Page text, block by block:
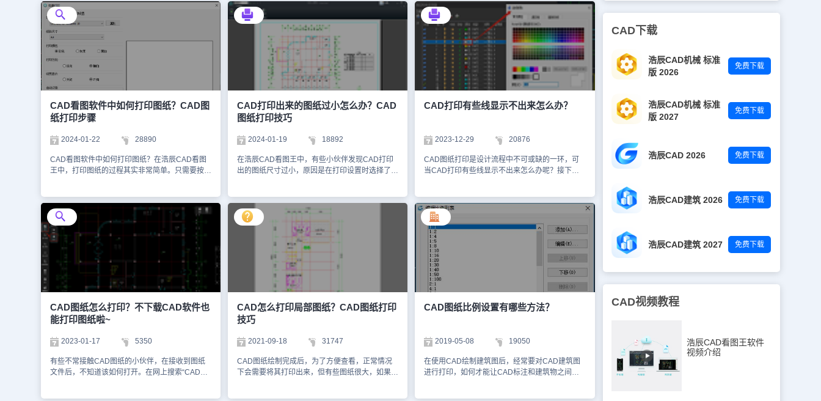
企业提升图纸交付效率与质量。
打印效果进行调整。4、CAD打印样式表设置错误
CAD打印样式表如果设置错误，可能会导致某些
线条的颜色被设置为不可打印或线宽过细而无法显
示。解决办法：（1）在浩辰CAD中打开图纸文件
后，调用CAD打印快捷键【Ctrl+P】，打开【打
印-模型】对话框。（2）在【打印-模型】对话框
中，点击打印样式表后的【编辑】按钮打开【打印
样式表编辑器】，检查线条的颜色和线宽设置。在
的问题时，可以参考上述方法逐一排查，可以解决
大多数CAD打印线条缺失的问题。
编将以浩辰CAD看图王为例，给大家分享CAD打
印图纸文件的操作步骤和注意事项。浩辰CAD看
图王打印图纸步骤： 1、首先，需要打开浩辰CAD
看图王，并加载需要打印的图纸文件。2、点击
【文件】菜单栏的【打印】，调出如下图所示的
【打印】对话框，在其中根据自身需求设置打印
机、纸张尺寸、打印范围、打印比例等参数后，点
击【打印】按钮即可。 除了以上基本的CAD打印
步骤外，还有一些注意事项需要大家留意。首先，
尽量在打印前保存好图纸文件的备份，以防万一。
其次，在打印过程中要保持耐心和细心，避免因为
操作失误而导致打印效果不佳。总的来说，在浩辰
CAD看图王中打印图纸文件并不复杂，只要按照
上述步骤操作并注意相关事项，:就可以轻松完成
CAD打印图纸文件的任务。
例，给大家分享CAD图纸打印后图形不显示的可
能原因，并提供针对性的解决方案，让我们一起来
看看吧！有些CAD图形打印不出来的原因：1、图
形所在的图层被设置了不可打印解决办法：在浩辰
CAD软件中打开图纸文件后，调用命令快捷键
LA，打开【图层特性管理器】对话框，在其中找
到图形所在图层，点击将打印按钮上的【禁止打
印】取消即可。2、图形绘制在Defpoint图层中
Defpoints图层是一个特殊的图层，用于放置各种
标注基准点，它是由系统自动生成的。Defpoints
图层的特殊性并不在于它是CAD自动创建的，而
是在于此图层默认被设置为【不可打印】，而且无
法修改。所以，如果想要打印Defpoints图层中的
图形，只能将其移动到其他图层再进行CAD打印
操作。综上所述，CAD图形打印不出来的原因多
种多样。因此，在遇到CAD打印问题时，我们需
设备限制、成本考虑或特殊要求，我们需要将彩色
图纸打印为黑白单色。CAD图纸怎么黑白打印？
下面，小编给大家分享CAD图纸黑白打印的操作
步骤。CAD图纸黑白打印操作步骤：1、在浩辰
CAD中打开需要打印的图纸文件后，调用CAD打
印快捷键【Ctrl+P】。2、在打开的【打印-模型】
对话框中，设置常规的CAD打印参数后（例如：
打印机、图纸尺寸、打印范围等），找到并点击
【打印样式表】下拉框，从下拉菜单中选择
【monochrome.ctb】打印样式。3、此时会跳出
提示：“是否将此打印样式表指定给所有布局？”，
真彩色是不起作用的，如果颜色设置成了真彩色，
那么便会按照原色打印，在黑白打印机上会被打印
成灰色。为了避免这种情况，还需要检查图纸中的
颜色设置。在浩辰CAD软件中，通过以上几个步
CAD看图软件中如何打印图纸？CAD图
纸打印步骤
2024-01-22 28890
CAD看图软件中如何打印图纸？在浩辰CAD看图
王中，打印图纸的过程其实非常简单。只需要按照
辰CAD看图王】电脑版软件，打开需要打印的图
纸文件后，点击【文件】菜单栏的【打印】按钮，
或直接调用CAD打印命令快捷键【Ctrl+P】。如下
图所示： 步骤2：执行命令后，即可调出【打印】
对话框，打印对话框分为打印机尺寸、颜色、方向
等等，按照您的需要直接设置后点击打印即可。如
下图所示： 总的来说，浩辰CAD看图王中CAD图
纸打印的过程并不复杂，只需要按照上述步骤操
作，便可以轻松完成CAD图纸打印工作。对此感
兴趣的设计师朋友们可以关注浩辰CAD官网教程
专区，小编会在未来的CAD教程文章中，继续为
你们呈现更多精彩、实用的内容。
CAD打印出来的图纸过小怎么办？CAD
图纸打印技巧
2024-01-19 18892
在浩辰CAD看图王中，有些小伙伴发现CAD打印
出的图纸尺寸过小，原因是在打印设置时选择了
示）。接下来，小编就来给大家分享在浩辰CAD
看图王电脑版中打印出来图纸过小的解决办法。
CAD打印出来图纸过小的解决办法：1、在浩辰
CAD看图王电脑版中打开需要打印的图纸文件
后，调用CAD打印快捷键【Ctrl+P】，此时会弹出
【打印】对话框，在其中将【打印范围】设置为窗
口。如下图所示：2、此时软件会自动跳回图纸界
面，根据自身需要在界面上框选出打印的范围，滚
动鼠标滚轮，将需要打印的区域放大，同时鼠标的
十字光标会提示：指定第一个角点，选定后，会提
示：指定对角点，框选完成后再点击打印方向中的
【横向】。此时，CAD打印图纸的预览效果如
下：在浩辰CAD看图王电脑版中，如果遇到CAD
图纸打印后太小看不清的问题，可以参考上述技巧
来解决。对于对此感兴趣的设计师朋友们，不要错
过浩辰CAD官网教程专区，我会在后续的CAD教
CAD打印有些线显示不出来怎么办？
2023-12-29 20876
CAD图纸打印是设计流程中不可或缺的一环，可
当CAD打印有些线显示不出来怎么办呢？接下
应的解决办法，一起来看看吧！CAD打印后有些
线条显示不出来的解决办法： 原因一：线条所在
图层设置了不可打印 解决办法：在浩辰CAD软件
中打开图纸文件后，在命令行输入快捷命令：
LA，按回车键确认；即可调出【图层特性管理
器】对话框，在其中找到线条所在图层，点击将打
印按钮上的禁止打印取消即可。 原因二：未正确
设置线宽 解决办法：启动浩辰CAD后，通过快捷
键LA，调出【图层特性管理器】对话框，在其中
找到线条所在图层，将其线宽设置为合适线宽即
可。 原因三：线条绘制在Defpoint图层中 CAD软
的层，主要用于存放参数，不可打印或删除。解决
办法：将线条移动到其他图层中。原因四：线条颜
色设置错误 在CAD绘图过程中如果不小心将线条
颜色设置为白色的话也是打印不出来的。解决办
CAD图纸怎么打印？不下载CAD软件也
能打印图纸啦~
2023-01-17 5350
有些不常接触CAD图纸的小伙伴，在接收到图纸
文件后，不知道该如何打开。在网上搜索“CAD图
CAD怎么打印局部图纸？CAD图纸打印
技巧
2021-09-18 31747
CAD图纸绘制完成后，为了方便查看，正常情况
下会需要将其打印出来，但有些图纸很大，如果缩
CAD图纸比例设置有哪些方法？
2019-05-08 19050
在使用CAD绘制建筑图后，经常要对CAD建筑图
进行打印，如何才能让CAD标注和建筑物之间大
CAD下载
浩辰CAD机械 标准
版 2026
免费下载
浩辰CAD机械 标准
版 2027
免费下载
浩辰CAD 2026 免费下载
浩辰CAD建筑 2026 免费下载
浩辰CAD建筑 2027 免费下载
CAD视频教程
浩辰CAD看图王软件
视频介绍